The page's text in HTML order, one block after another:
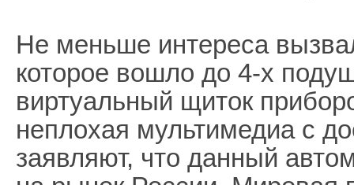
Не меньше интереса
которое вошло до 4-х
виртуальный щиток
неплохая мультимедиа с
заявляют, что данный